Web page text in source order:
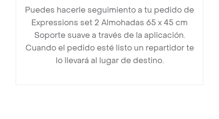
Puedes hacerle seguimiento a tu pedido de
Expressions set 2 Almohadas 65 x 45 cm
Soporte suave a través de la aplicación.
Cuando el pedido esté listo un repartidor te
lo llevará al lugar de destino.